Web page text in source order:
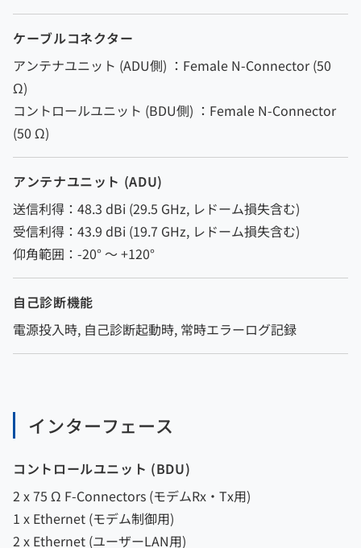
ケーブルコネクター
アンテナユニット (ADU側) ：Female N-Connector (50
Ω)
コントロールユニット (BDU側) ：Female N-Connector
(50 Ω)
アンテナユニット (ADU)
送信利得：48.3 dBi (29.5 GHz, レドーム損失含む)
受信利得：43.9 dBi (19.7 GHz, レドーム損失含む)
仰角範囲：-20° 〜 +120°
自己診断機能
電源投入時, 自己診断起動時, 常時エラーログ記録
インターフェース
コントロールユニット (BDU)
2 x 75 Ω F-Connectors (モデムRx・Tx用)
1 x Ethernet (モデム制御用)
2 x Ethernet (ユーザーLAN用)